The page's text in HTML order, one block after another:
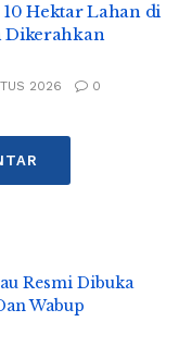
Hektar Lahan di
Dikerahkan
2026 0
Resmi Dibuka
Wabup